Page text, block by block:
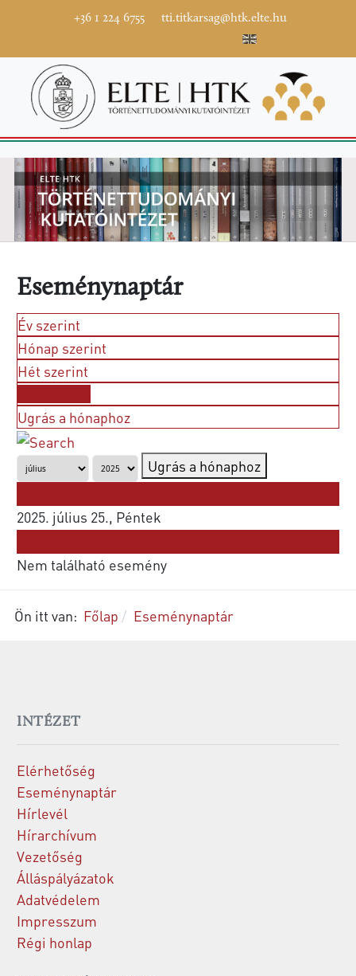
+36 1 224 6755 tti.titkarsag@htk.elte.hu
Eseménynaptár
Év szerint
Hónap szerint
Hét szerint
Ugrás a hónaphoz
Ugrás a hónaphoz
2025. július 25., Péntek
Nem található esemény
Ön itt van: Főlap Eseménynaptár
INTÉZET
Elérhetőség
Eseménynaptár
Hírlevél
Hírarchívum
Vezetőség
Álláspályázatok
Adatvédelem
Impresszum
Régi honlap